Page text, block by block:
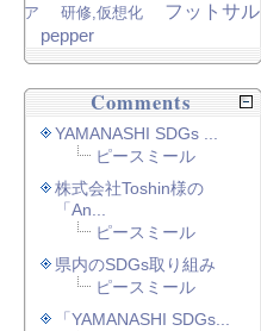
ア
研修,仮想化
フットサル
pepper
Comments
YAMANASHI SDGs ...
ピースミール
株式会社Toshin様の
「An...
ピースミール
県内のSDGs取り組み
ピースミール
「YAMANASHI SDGs...